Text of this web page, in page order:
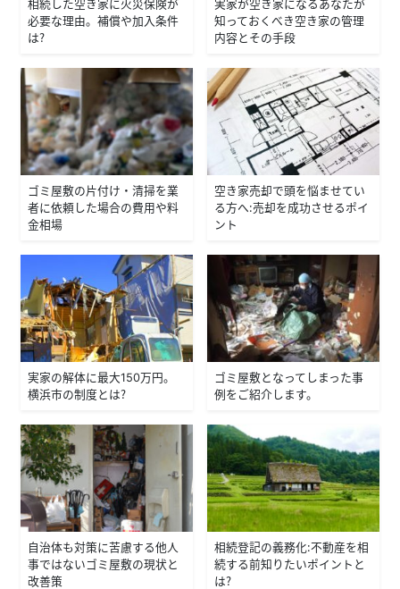
相続した空き家に火災保険が
必要な理由。補償や加入条件
は？
実家が空き家になるあなたが
知っておくべき空き家の管理
内容とその手段
ゴミ屋敷の片付け・清掃を業
者に依頼した場合の費用や料
金相場
空き家売却で頭を悩ませてい
る方へ：売却を成功させるポイ
ント
実家の解体に最大150万円。
横浜市の制度とは？
ゴミ屋敷となってしまった事
例をご紹介します。
自治体も対策に苦慮する他人
事ではないゴミ屋敷の現状と
改善策
相続登記の義務化：不動産を相
続する前知りたいポイントと
は？